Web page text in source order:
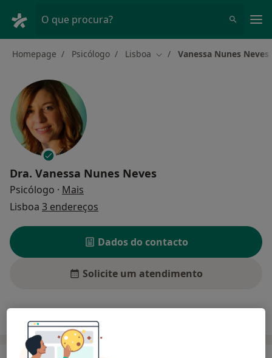
O que procura?
Homepage Psicólogo Lisboa Mudar de cidade
Vanessa Nunes Neves
Dra. Vanessa Nunes Neves
Psicólogo · Mais
Lisboa 3 endereços
Dados do contacto
Solicite um atendimento